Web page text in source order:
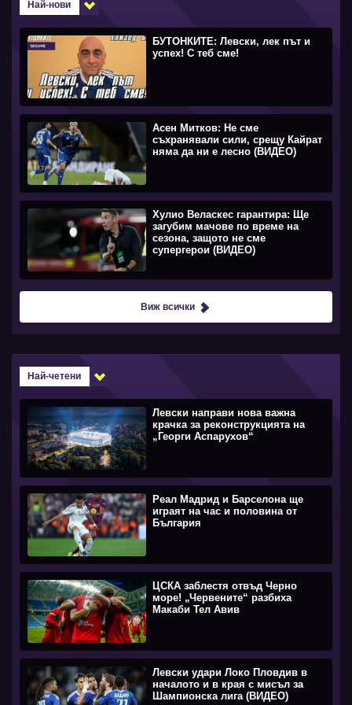
Най-нови
БУТОНКИТЕ: Левски, лек път и
успех! С теб сме!
Асен Митков: Не сме
съхранявали сили, срещу Кайрат
няма да ни е лесно (ВИДЕО)
Хулио Веласкес гарантира: Ще
загубим мачове по време на
сезона, защото не сме
супергерои (ВИДЕО)
Виж всички
Най-четени
Левски направи нова важна
крачка за реконструкцията на
„Георги Аспарухов“
Реал Мадрид и Барселона ще
играят на час и половина от
България
ЦСКА заблестя отвъд Черно
море! „Червените“ разбиха
Макаби Тел Авив
Левски удари Локо Пловдив в
началото и в края с мисъл за
Шампионска лига (ВИДЕО)